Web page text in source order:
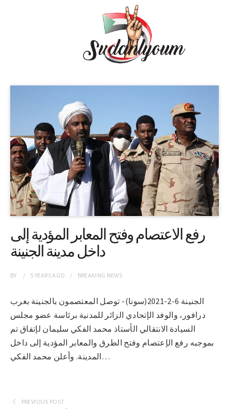
رفع الاعتصام وفتح المعابر المؤدية إلى
داخل مدينة الجنينة
BY 5 YEARSAGO BREAKING NEWS
الجنينة 6-2-2021(سونا)- توصل المعتصمون بالجنينة بغرب
درافور، والوفد الإتحادي الزائر للمدنية برئاسة عضو مجلس
السيادة الانتقالي الأستاذ محمد الفكي سليمان لإتفاق تم
بموجبه رفع الإعتصام وفتح الطرق والمعابر المؤدية إلى داخل
المدينة. وأعلن محمد الفكي…
PREVIOUS POST